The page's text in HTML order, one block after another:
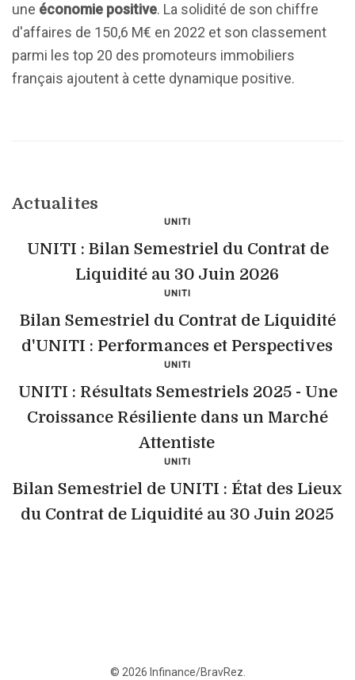
une économie positive. La solidité de son chiffre
d'affaires de 150,6 M€ en 2022 et son classement
parmi les top 20 des promoteurs immobiliers
français ajoutent à cette dynamique positive.
Actualites
UNITI
UNITI : Bilan Semestriel du Contrat de
Liquidité au 30 Juin 2026
UNITI
Bilan Semestriel du Contrat de Liquidité
d'UNITI : Performances et Perspectives
UNITI
UNITI : Résultats Semestriels 2025 - Une
Croissance Résiliente dans un Marché
Attentiste
UNITI
Bilan Semestriel de UNITI : État des Lieux
du Contrat de Liquidité au 30 Juin 2025
© 2026 Infinance/BravRez.